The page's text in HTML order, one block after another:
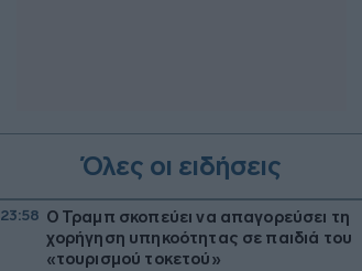
Όλες οι ειδήσεις
23:58 Ο Τραμπ σκοπεύει να απαγορεύσει τη
χορήγηση υπηκοότητας σε παιδιά του
«τουρισμού τοκετού»